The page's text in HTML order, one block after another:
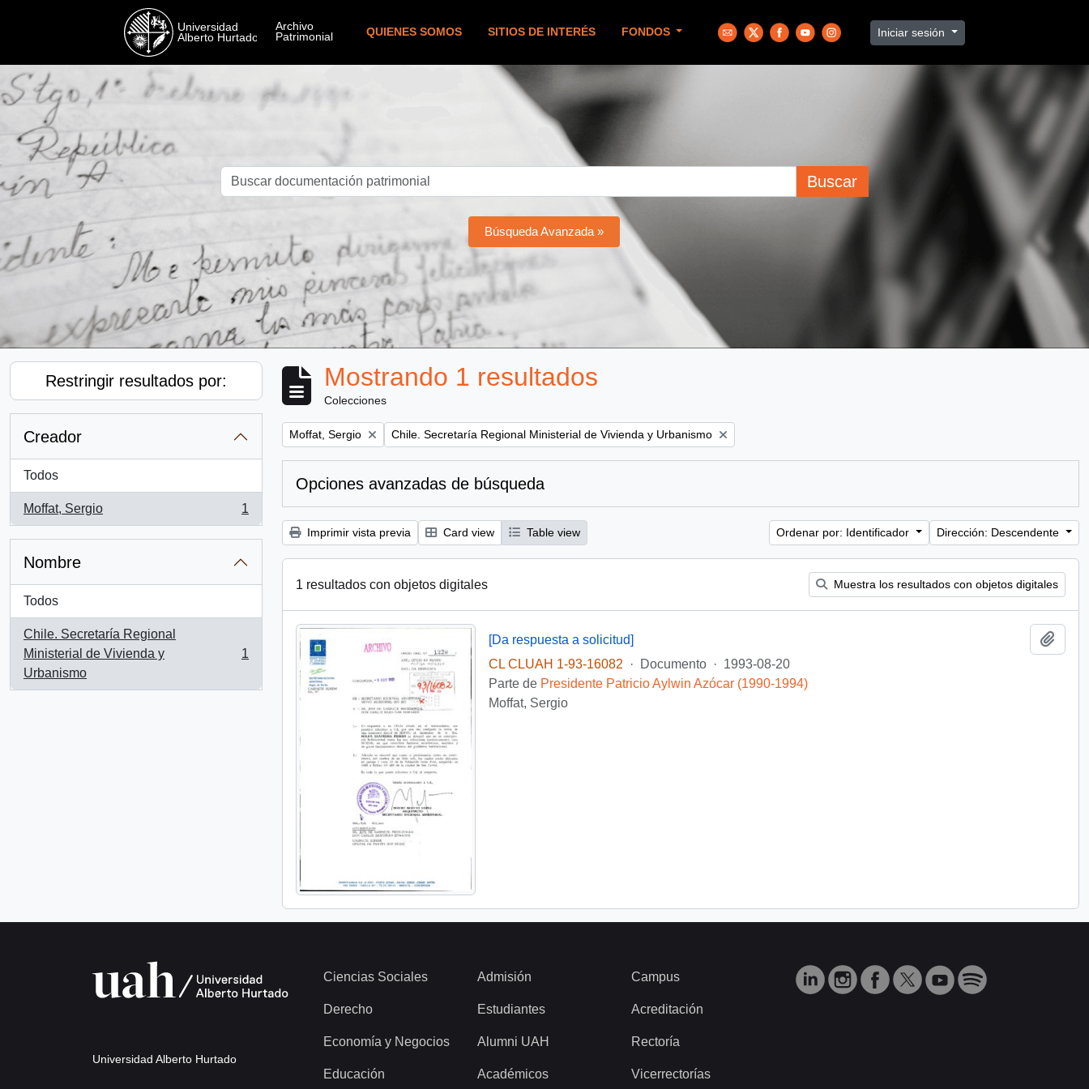
QUIENES SOMOS SITIOS DE INTERÉS FONDOS Iniciar sesión
Buscar
Búsqueda Avanzada »
Restringir resultados por:
Creador
Todos
Moffat, Sergio
, 1 resultados
1
Nombre
Todos
Chile. Secretaría Regional
Ministerial de Vivienda y
Urbanismo
, 1 resultados
1
Mostrando 1 resultados
Colecciones
Remove filter:
Moffat, Sergio Remove filter:
Chile. Secretaría Regional Ministerial de Vivienda y Urbanismo
Opciones avanzadas de búsqueda
Imprimir vista previa Card view Table view Ordenar por: Identificador Dirección: Descendente
1 resultados con objetos digitales Muestra los resultados con objetos digitales
[Da respuesta a solicitud]
CL CLUAH 1-93-16082
· Documento · 1993-08-20
Parte de Presidente Patricio Aylwin Azócar (1990-1994)
Moffat, Sergio
Universidad Alberto Hurtado
Ciencias Sociales
Derecho
Economía y Negocios
Educación
Admisión
Estudiantes
Alumni UAH
Académicos
Campus
Acreditación
Rectoría
Vicerrectorías